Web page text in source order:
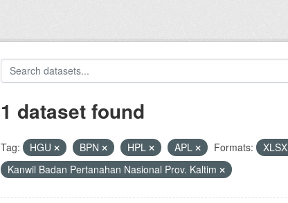
1 dataset found
Tag: HGU BPN HPL APL Formats: XLSX
Kanwil Badan Pertanahan Nasional Prov. Kaltim